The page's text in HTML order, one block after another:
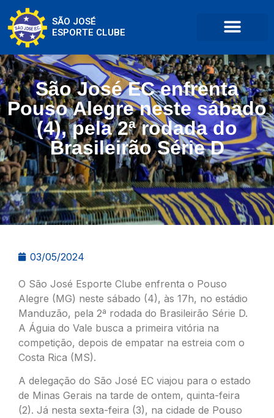
SÃO JOSÉ
ESPORTE CLUBE
São José EC enfrenta
Pouso Alegre neste sábado
(4), pela 2ª rodada do
Brasileirão Série D
03/05/2024
O São José Esporte Clube enfrenta o Pouso
Alegre (MG) neste sábado (4), às 17h, no estádio
Manduzão, pela 2ª rodada do Brasileirão Série D.
A Águia do Vale busca a primeira vitória na
competição, depois de empatar na estreia com o
Costa Rica (MS).
A delegação do São José EC viajou para o estado
de Minas Gerais na tarde de ontem, quinta-feira
(2). Já nesta sexta-feira (3), na cidade de Pouso